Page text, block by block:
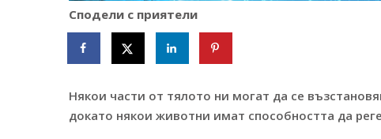
Сподели с приятели
Някои части от тялото ни могат да се
докато някои животни имат способността да